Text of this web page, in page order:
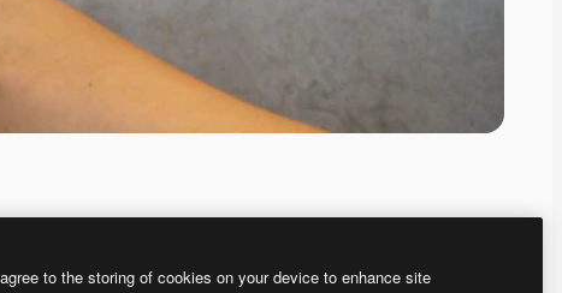
to the storing of cookies on your device to enhance site